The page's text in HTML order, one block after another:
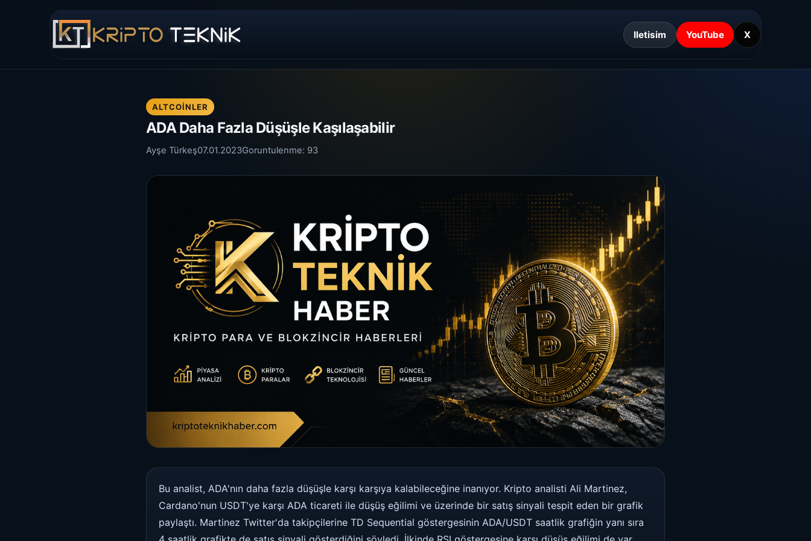
Iletisim YouTube X
ALTCOINLER
ADA Daha Fazla Düşüşle Kaşılaşabilir
Ayşe Türkeş07.01.2023Goruntulenme: 93
Bu analist, ADA'nın daha fazla düşüşle karşı karşıya kalabileceğine inanıyor. Kripto analisti Ali Martinez,
Cardano'nun USDT'ye karşı ADA ticareti ile düşüş eğilimi ve üzerinde bir satış sinyali tespit eden bir grafik
paylaştı. Martinez Twitter'da takipçilerine TD Sequential göstergesinin ADA/USDT saatlik grafiğin yanı sıra